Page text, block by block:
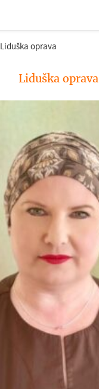
Liduška oprava
Liduška oprava